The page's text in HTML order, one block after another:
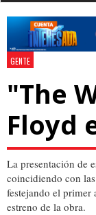
GENTE
"The
Floyd
La presentación de
coincidiendo con
festejando el
estreno de la obra.